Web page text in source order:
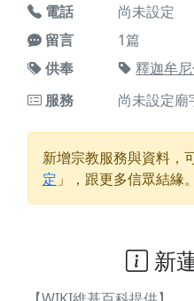
電話
尚未設定
留言
1篇
供奉
釋迦牟
服務
尚未設定廟
新增宗教服務與資料，
定 」，跟更多信眾結緣。
新